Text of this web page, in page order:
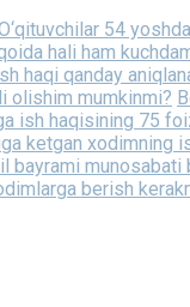
54
hali ham
haqi qanday
olishim mumkinmi?
ish haqisining 75
ketgan xodimning
bayrami munosabati
berish